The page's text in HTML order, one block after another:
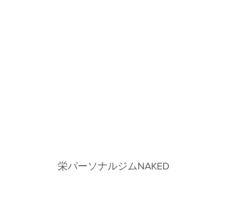
栄パーソナルジムNAKED